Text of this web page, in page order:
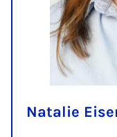
Natalie